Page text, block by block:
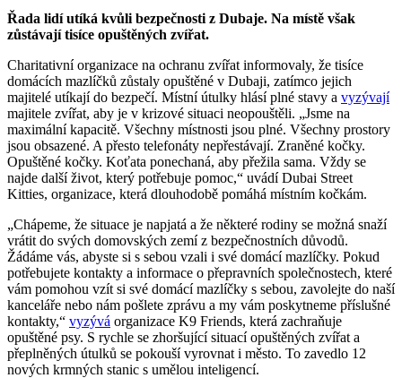
Řada lidí utíká kvůli bezpečnosti z Dubaje. Na místě však
zůstávají tisíce opuštěných zvířat.
Charitativní organizace na ochranu zvířat informovaly, že tisíce
domácích mazlíčků zůstaly opuštěné v Dubaji, zatímco jejich
majitelé utíkají do bezpečí. Místní útulky hlásí plné stavy a vyzývají
majitele zvířat, aby je v krizové situaci neopouštěli. „Jsme na
maximální kapacitě. Všechny místnosti jsou plné. Všechny prostory
jsou obsazené. A přesto telefonáty nepřestávají. Zraněné kočky.
Opuštěné kočky. Koťata ponechaná, aby přežila sama. Vždy se
najde další život, který potřebuje pomoc,“ uvádí Dubai Street
Kitties, organizace, která dlouhodobě pomáhá místním kočkám.
„Chápeme, že situace je napjatá a že některé rodiny se možná snaží
vrátit do svých domovských zemí z bezpečnostních důvodů.
Žádáme vás, abyste si s sebou vzali i své domácí mazlíčky. Pokud
potřebujete kontakty a informace o přepravních společnostech, které
vám pomohou vzít si své domácí mazlíčky s sebou, zavolejte do naší
kanceláře nebo nám pošlete zprávu a my vám poskytneme příslušné
kontakty,“ vyzývá organizace K9 Friends, která zachraňuje
opuštěné psy. S rychle se zhoršující situací opuštěných zvířat a
přeplněných útulků se pokouší vyrovnat i město. To zavedlo 12
nových krmných stanic s umělou inteligencí.